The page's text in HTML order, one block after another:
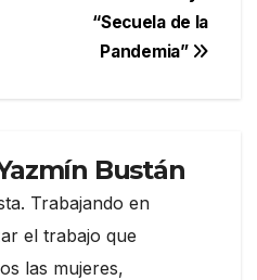
“Secuela de la
Pandemia”
Bustán
Trabajando en
el trabajo que
las mujeres,